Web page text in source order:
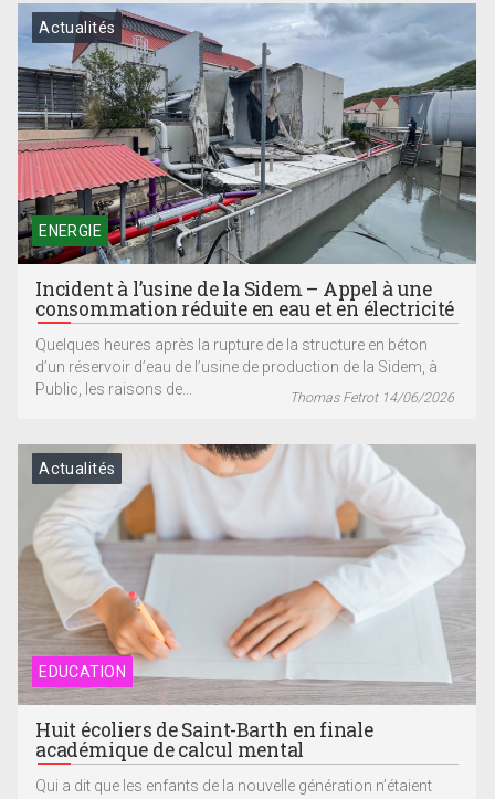
ENERGIE
Actualités
Incident à l’usine de la Sidem – Appel à une
consommation réduite en eau et en électricité
Quelques heures après la rupture de la structure en béton
d’un réservoir d’eau de l’usine de production de la Sidem, à
Public, les raisons de...
Thomas Fetrot 14/06/2026
EDUCATION
Actualités
Huit écoliers de Saint-Barth en finale
académique de calcul mental
Qui a dit que les enfants de la nouvelle génération n’étaient